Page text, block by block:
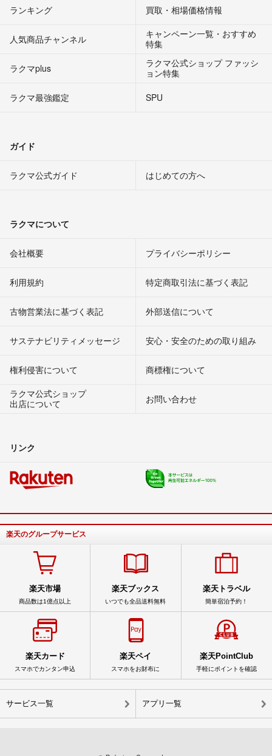
ランキング 買取・相場価格情報
人気商品チャンネル
キャンペーン一覧・おすすめ
特集
ラクマplus
ラクマ公式ショップ ファッシ
ョン特集
ラクマ最強鑑定
SPU
ガイド
ラクマ公式ガイド はじめての方へ
ラクマについて
会社概要 プライバシーポリシー
利用規約 特定商取引法に基づく表記
古物営業法に基づく表記 外部送信について
サステナビリティメッセージ 安心・安全のための取り組み
権利侵害について
商標権について
ラクマ公式ショップ
出店について
お問い合わせ
リンク
楽天のグループサービス
楽天市場
商品数は1億点以上
楽天ブックス
いつでも全品送料無料
楽天トラベル
簡単宿泊予約！
楽天カード
スマホでカンタン申込
楽天ペイ
スマホをお財布に
楽天PointClub
手軽にポイントを確認
サービス一覧 アプリ一覧